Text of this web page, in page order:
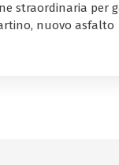
straordinaria per
nuovo asfalto